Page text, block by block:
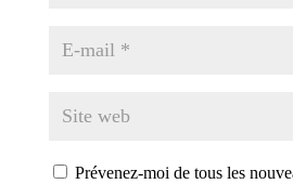
Prévenez-moi de tous les